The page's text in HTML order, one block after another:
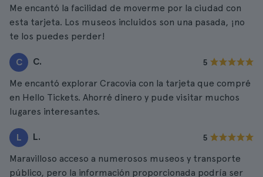
Me encantó la facilidad de moverme por la ciudad con
esta tarjeta. Los museos incluidos son una pasada, ¡no
te los puedes perder!
C C. 5
Me encantó explorar Cracovia con la tarjeta que compré
en Hello Tickets. Ahorré dinero y pude visitar muchos
lugares interesantes.
L L. 5
Maravilloso acceso a numerosos museos y transporte
público, pero la información proporcionada podría ser